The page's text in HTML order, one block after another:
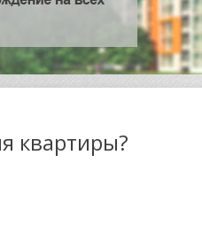
квартиры?